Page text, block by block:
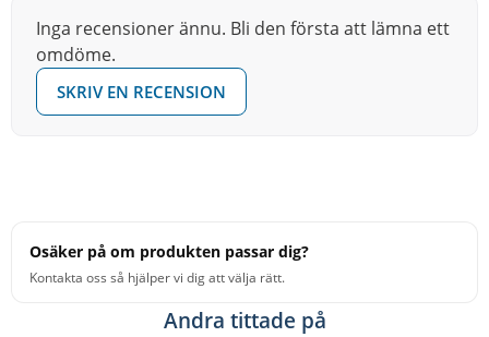
Inga recensioner ännu. Bli den första att lämna ett
omdöme.
SKRIV EN RECENSION
Osäker på om produkten passar dig?
Kontakta oss så hjälper vi dig att välja rätt.
Andra tittade på